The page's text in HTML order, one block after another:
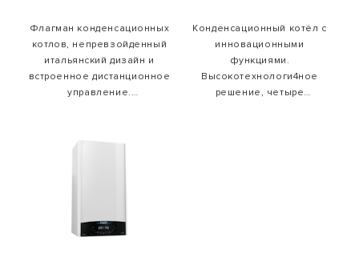
Флагман конденсационных
котлов, непревзойденный
итальянский дизайн и
встроенное дистанционное
управление.
технологии для
закаленного стекла
устойчивого к царапинам
Конденсационный котёл с
инновационными
функциями.
Высокотехнологи4ное
решение, четыре